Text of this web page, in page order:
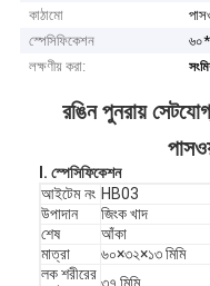
কাঠামো
স্পেসিফিকেশন
লক্ষণীয় করা:
রঙিন পুনরায়
I. স্পেসিফিকেশন
আইটেম নং HB03
উপাদান
জিংক খাদ
শেষ
আঁকা
মাত্রা
৬০×৩২×১৩ মিমি
লক শরীরের